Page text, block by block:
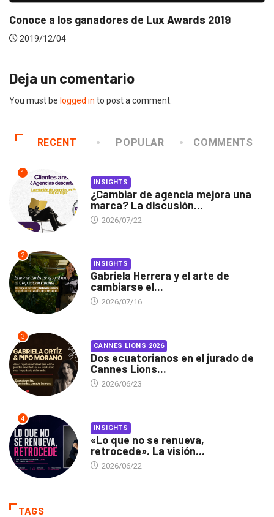
Deja un comentario
You must be logged in to post a comment.
RECENT POPULAR COMMENTS
1
INSIGHTS
¿Cambiar de agencia mejora una
marca? La discusión...
2026/07/22
2
INSIGHTS
Gabriela Herrera y el arte de
cambiarse el...
2026/07/16
3
CANNES LIONS 2026
Dos ecuatorianos en el jurado de
Cannes Lions...
2026/06/23
4
INSIGHTS
«Lo que no se renueva,
retrocede». La visión...
2026/06/22
TAGS